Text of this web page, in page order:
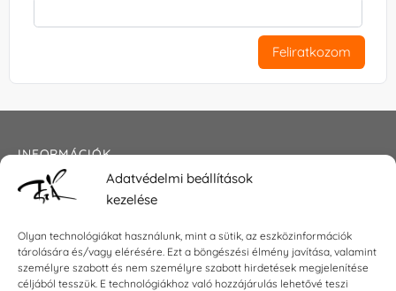
Adatvédelmi beállítások
kezelése
Olyan technológiákat használunk, mint a sütik, az eszközinformációk
tárolására és/vagy elérésére. Ezt a böngészési élmény javítása, valamint
személyre szabott és nem személyre szabott hirdetések megjelenítése
céljából tesszük. E technológiákhoz való hozzájárulás lehetővé teszi
Feliratkozom
INFORMÁCIÓK
Általános szerződési feltételek
Impresszum